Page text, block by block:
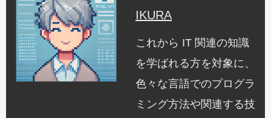
IKURA
これから IT 関連の知識
を学ばれる方を対象に、
色々な言語でのプログラ
ミング方法や関連する技